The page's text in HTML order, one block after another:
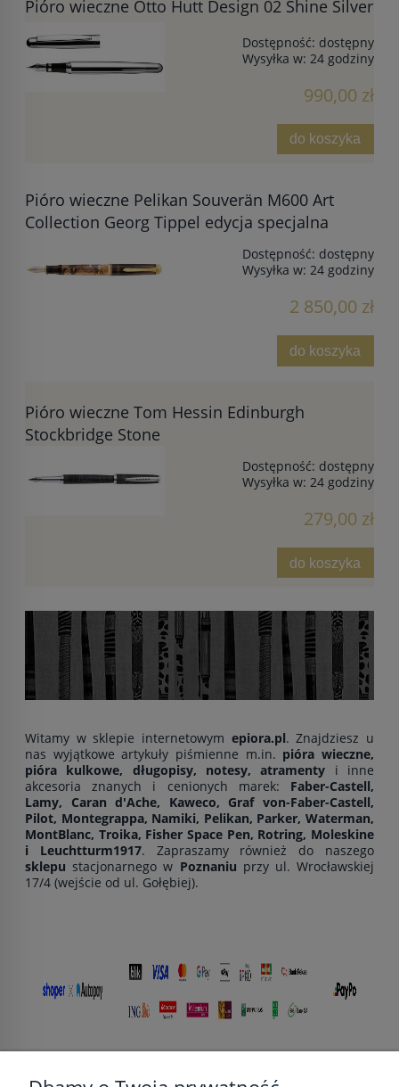
Pióro wieczne Otto Hutt Design 02 Shine Silver
Dostępność: dostępny
Wysyłka w: 24 godziny
990,00 zł
do koszyka
Pióro wieczne Pelikan Souverän M600 Art
Collection Georg Tippel edycja specjalna
Dostępność: dostępny
Wysyłka w: 24 godziny
2 850,00 zł
do koszyka
Pióro wieczne Tom Hessin Edinburgh
Stockbridge Stone
Dostępność: dostępny
Wysyłka w: 24 godziny
279,00 zł
do koszyka
Witamy w sklepie internetowym epiora.pl. Znajdziesz u
nas wyjątkowe artykuły piśmienne m.in. pióra wieczne,
pióra kulkowe, długopisy, notesy, atramenty i inne
akcesoria znanych i cenionych marek: Faber-Castell,
Lamy, Caran d'Ache, Kaweco, Graf von-Faber-Castell,
Pilot, Montegrappa, Namiki, Pelikan, Parker, Waterman,
MontBlanc, Troika, Fisher Space Pen, Rotring, Moleskine
i Leuchtturm1917. Zapraszamy również do naszego
sklepu stacjonarnego w Poznaniu przy ul. Wrocławskiej
17/4 (wejście od ul. Gołębiej).